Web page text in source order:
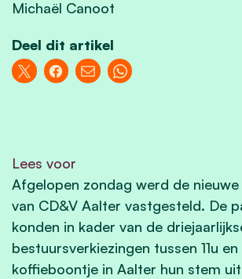
Michaël Canoot
Deel dit artikel
Lees voor
Afgelopen zondag werd de
van CD&V Aalter vastgesteld. De
konden in kader van de
bestuursverkiezingen tussen 11u en
koffieboontje in Aalter hun stem